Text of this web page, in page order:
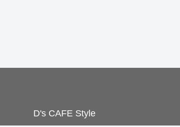
D's CAFE Style